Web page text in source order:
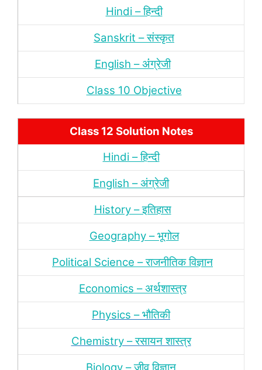
Hindi – हिन्‍दी
Sanskrit – संस्‍कृत
English – अंंग्रेजी
Class 10 Objective
Class 12 Solution Notes
Hindi – हिन्‍दी
English – अंग्रेजी
History – इतिहास
Geography – भूगोल
Political Science – राजनीतिक विज्ञान
Economics – अर्थशास्‍त्र
Physics – भौतिकी
Chemistry – रसायन शास्‍त्र